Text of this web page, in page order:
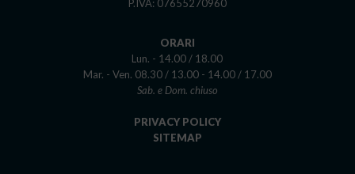
P.IVA: 07655270960
ORARI
Lun. - 14.00 / 18.00
Mar. - Ven. 08.30 / 13.00 - 14.00 / 17.00
Sab. e Dom. chiuso
PRIVACY POLICY
SITEMAP